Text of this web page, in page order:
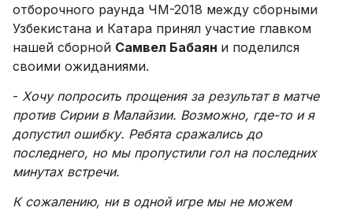
отборочного раунда ЧМ-2018 между сборными
Узбекистана и Катара принял участие главком
нашей сборной Самвел Бабаян и поделился
своими ожиданиями.
- Хочу попросить прощения за результат в матче
против Сирии в Малайзии. Возможно, где-то и я
допустил ошибку. Ребята сражались до
последнего, но мы пропустили гол на последних
минутах встречи.
К сожалению, ни в одной игре мы не можем